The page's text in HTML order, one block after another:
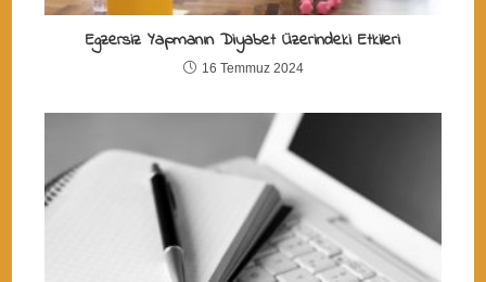
Egzersiz Yapmanın Diyabet Üzerindeki Etkileri
16 Temmuz 2024